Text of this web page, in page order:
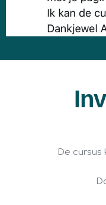
De cursus